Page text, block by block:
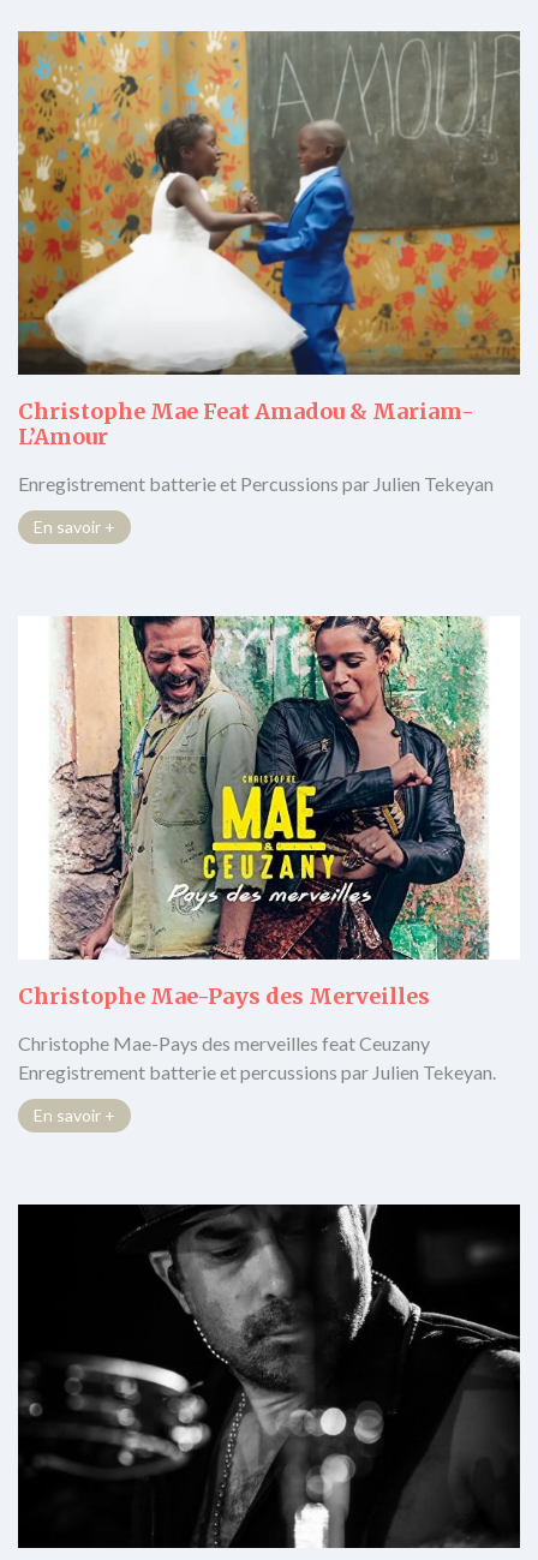
Christophe Mae Feat Amadou & Mariam-
L’Amour
Enregistrement batterie et Percussions par Julien Tekeyan
En savoir +
Christophe Mae-Pays des Merveilles
Christophe Mae-Pays des merveilles feat Ceuzany
Enregistrement batterie et percussions par Julien Tekeyan.
En savoir +